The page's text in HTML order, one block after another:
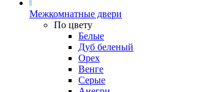
Межкомнатные двери
По цвету
Белые
Дуб беленый
Орех
Венге
Серые